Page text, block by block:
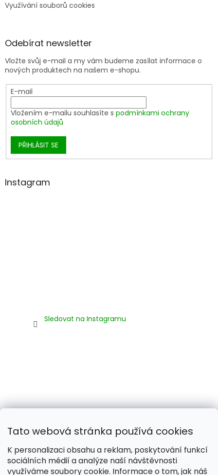
Tato webová stránka používá cookies
K personalizaci obsahu a reklam, poskytování funkcí
sociálních médií a analýze naší návštěvnosti
využíváme soubory cookie. Informace o tom, jak náš
Využívání souborů cookies
Odebírat newsletter
Vložte svůj e-mail a my vám budeme zasílat informace o
nových produktech na našem e-shopu.
E-mail
Vložením e-mailu souhlasíte s podmínkami ochrany
osobních údajů
PŘIHLÁSIT SE
Instagram
Sledovat na Instagramu